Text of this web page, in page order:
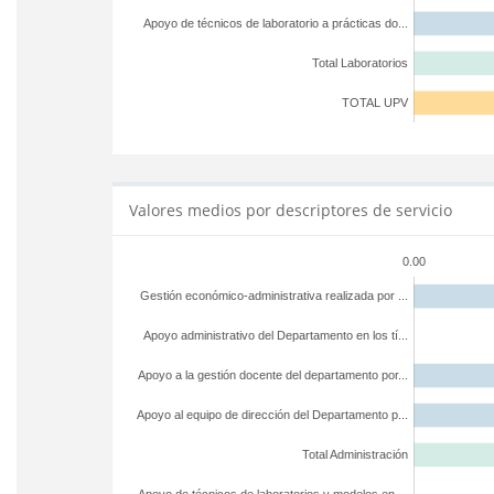
TOTAL UPV
Total Laboratorios
Apoyo de técnicos de laboratorio a prácticas do...
Valores medios por descriptores de servicio
0.00
Total Administración
Apoyo al equipo de dirección del Departamento p...
Apoyo a la gestión docente del departamento por...
Apoyo administrativo del Departamento en los tí...
Gestión económico-administrativa realizada por ...